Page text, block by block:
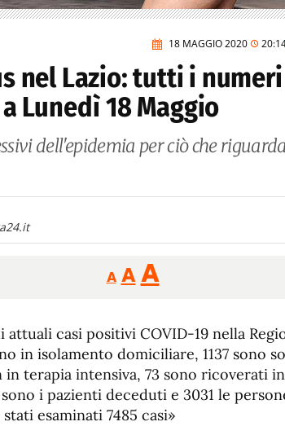
18 MAGGIO 2020
nel Lazio: tutti i numeri
Lunedì 18 Maggio
dell'epidemia per ciò che
A
Reducir
tamaño
A Restablecer
tamaño
de
fuente
AAumentar
de
fuente.
attuali casi positivi COVID-19 nella
in isolamento domiciliare, 1137 sono
terapia intensiva, 73 sono ricoverati
i pazienti deceduti e 3031 le
esaminati 7485 casi»